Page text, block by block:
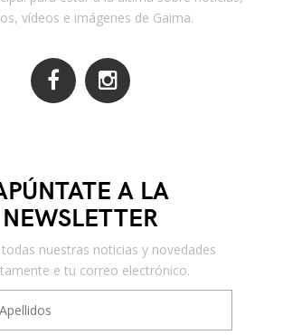
vídeos e imágenes de Gaima.
A LA
NEWSLETTER
todas nuestras noticias y novedades
e tu correo electrónico.